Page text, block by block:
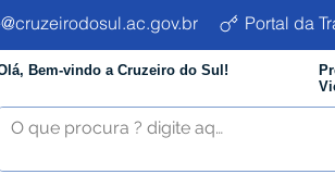
Portal da
Bem-vindo a Cruzeiro do Sul!